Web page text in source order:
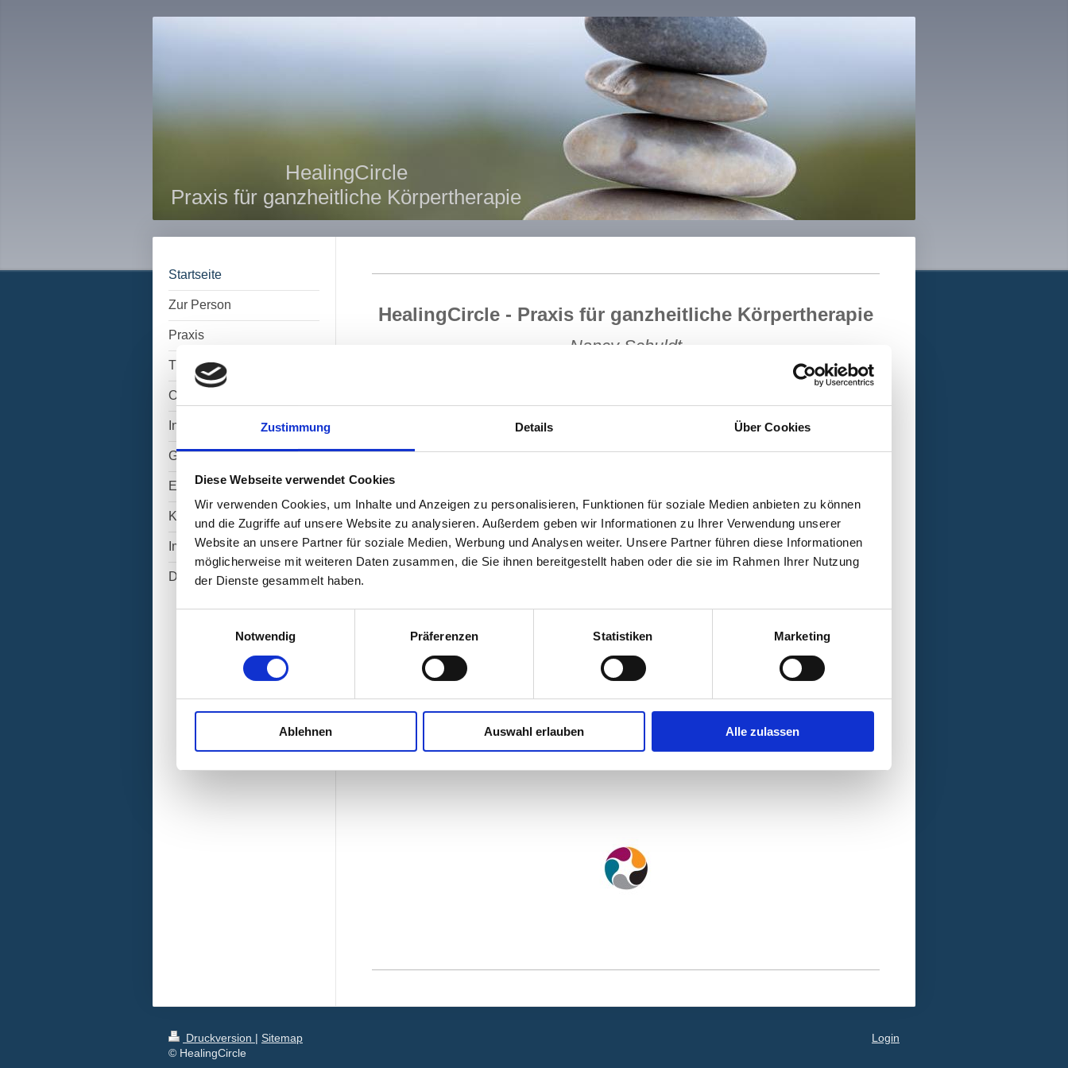
Zustimmung Details Über Cookies
Diese Webseite verwendet Cookies
Wir verwenden Cookies, um Inhalte und Anzeigen zu personalisieren, Funktionen für soziale Medien anbieten zu können
und die Zugriffe auf unsere Website zu analysieren. Außerdem geben wir Informationen zu Ihrer Verwendung unserer
Website an unsere Partner für soziale Medien, Werbung und Analysen weiter. Unsere Partner führen diese Informationen
möglicherweise mit weiteren Daten zusammen, die Sie ihnen bereitgestellt haben oder die sie im Rahmen Ihrer Nutzung
der Dienste gesammelt haben.
Notwendig
Präferenzen Statistiken Marketing
Ablehnen Auswahl erlauben Alle zulassen
HealingCircle
Praxis für ganzheitliche Körpertherapie
Startseite
Zur Person
Praxis
Therapie
Osteopathie
Infothek
Galerie
Ernährungsberatung
Kontakt / Anfahrt
Impressum
Datenschutzerklärung
HealingCircle - Praxis für ganzheitliche Körpertherapie
Nancy Schuldt
ich die Osteopathie kennen und fühlte mich gleich zu Hause.
Die Verbindung von Körper, Geist und Seele findet sich ganzheitlich in der Osteopathie
wieder.
" Von sich fremd sein, zum In sich wohnen! "
Druckversion | Sitemap
© HealingCircle
Login